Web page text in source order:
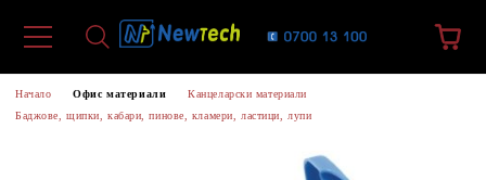
Начало Офис материали
Канцеларски материали
Баджове, щипки, кабари, пинове, кламери, ластици, лупи